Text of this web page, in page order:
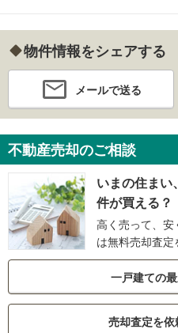
物件情報をシェアする
メールで送る
不動産売却のご相談
いまの住まい
件が買える？
高く売って、
は無料売却査定
一戸建ての
売却査定を依